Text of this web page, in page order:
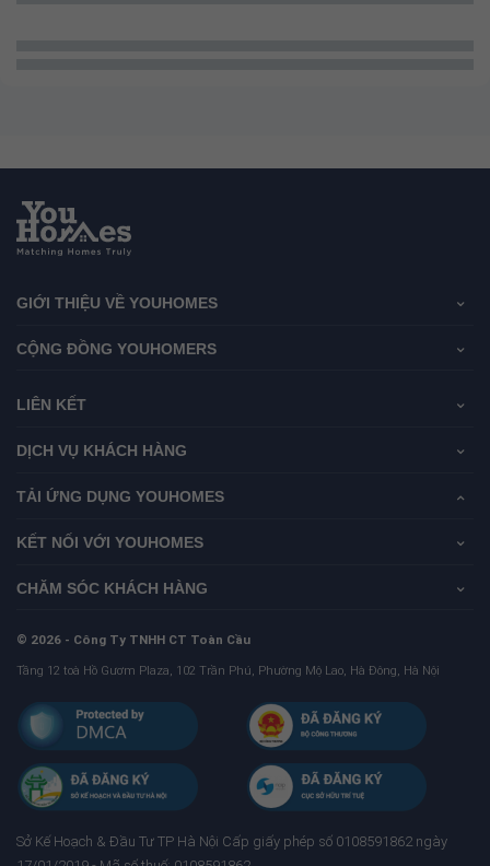
GIỚI THIỆU VỀ YOUHOMES
CỘNG ĐỒNG YOUHOMERS
LIÊN KẾT
DỊCH VỤ KHÁCH HÀNG
TẢI ỨNG DỤNG YOUHOMES
KẾT NỐI VỚI YOUHOMES
CHĂM SÓC KHÁCH HÀNG
© 2026 - Công Ty TNHH CT Toàn Cầu
Tầng 12 toà Hồ Gươm Plaza, 102 Trần Phú, Phường Mộ Lao, Hà Đông, Hà Nội
Sở Kế Hoạch & Ðầu Tư TP Hà Nội Cấp giấy phép số 0108591862 ngày